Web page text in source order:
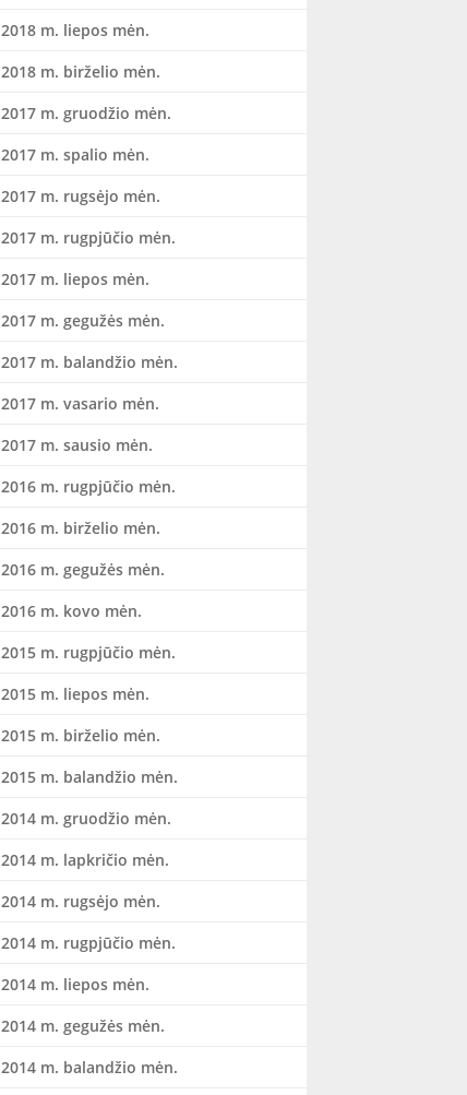
2018 m. liepos mėn.
2018 m. birželio mėn.
2017 m. gruodžio mėn.
2017 m. spalio mėn.
2017 m. rugsėjo mėn.
2017 m. rugpjūčio mėn.
2017 m. liepos mėn.
2017 m. gegužės mėn.
2017 m. balandžio mėn.
2017 m. vasario mėn.
2017 m. sausio mėn.
2016 m. rugpjūčio mėn.
2016 m. birželio mėn.
2016 m. gegužės mėn.
2016 m. kovo mėn.
2015 m. rugpjūčio mėn.
2015 m. liepos mėn.
2015 m. birželio mėn.
2015 m. balandžio mėn.
2014 m. gruodžio mėn.
2014 m. lapkričio mėn.
2014 m. rugsėjo mėn.
2014 m. rugpjūčio mėn.
2014 m. liepos mėn.
2014 m. gegužės mėn.
2014 m. balandžio mėn.